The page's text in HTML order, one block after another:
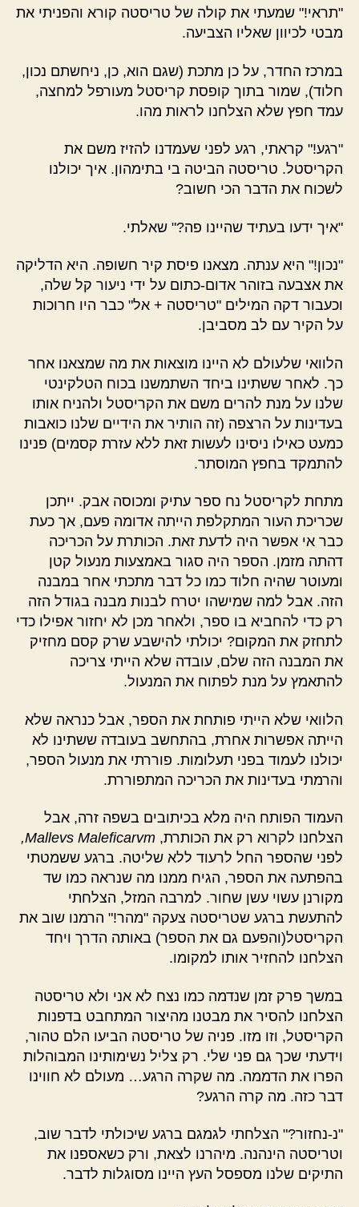
"תראי!" שמעתי את קולה של טריסטה קורא והפניתי את
מבטי לכיוון שאליו הצביעה.
במרכז החדר, על כן מתכת (שגם הוא, כן, ניחשתם נכון,
חלוד), שמור בתוך קופסת קריסטל מעורפל למחצה,
עמד חפץ שלא הצלחנו לראות מהו.
"רגע!" קראתי, רגע לפני שעמדנו להזיז משם את
הקריסטל. טריסטה הביטה בי בתימהון. איך יכולנו
לשכוח את הדבר הכי חשוב?
"איך ידעו בעתיד שהיינו פה?" שאלתי.
"נכון!" היא ענתה. מצאנו פיסת קיר חשופה. היא הדליקה
את אצבעה בזוהר אדום-כתום על ידי ניעור קל שלה,
וכעבור דקה המילים "טריסטה + אל" כבר היו חרוכות
על הקיר עם לב מסביבן.
הלוואי שלעולם לא היינו מוצאות את מה שמצאנו אחר
כך. לאחר ששתינו ביחד השתמשנו בכוח הטלקינטי
שלנו על מנת להרים משם את הקריסטל ולהניח אותו
בעדינות על הרצפה (זה הותיר את הידיים שלנו כואבות
כמעט כאילו ניסינו לעשות זאת ללא עזרת קסמים) פנינו
להתמקד בחפץ המוסתר.
מתחת לקריסטל נח ספר עתיק ומכוסה אבק. ייתכן
שכריכת העור המתקלפת הייתה אדומה פעם, אך כעת
כבר אי אפשר היה לדעת זאת. הכותרת על הכריכה
דהתה מזמן. הספר היה סגור באמצעות מנעול קטן
ומעוטר שהיה חלוד כמו כל דבר מתכתי אחר במבנה
הזה. אבל למה שמישהו יטרח לבנות מבנה בגודל הזה
רק כדי להחביא בו ספר, ולאחר מכן לא יחזור אפילו כדי
לתחזק את המקום? יכולתי להישבע שרק קסם מחזיק
את המבנה הזה שלם, עובדה שלא הייתי צריכה
להתאמץ על מנת לפתוח את המנעול.
הלוואי שלא הייתי פותחת את הספר, אבל כנראה שלא
הייתה אפשרות אחרת, בהתחשב בעובדה ששתינו לא
יכולנו לעמוד בפני תעלומות. פוררתי את מנעול הספר,
והרמתי בעדינות את הכריכה המתפוררת.
העמוד הפותח היה מלא בכיתובים בשפה זרה, אבל
הצלחנו לקרוא רק את הכותרת, Mallevs Maleficarvm,
לפני שהספר החל לרעוד ללא שליטה. ברגע ששמטתי
בהפתעה את הספר, הגיח ממנו מה שנראה כמו שד
מקורנן עשוי עשן שחור. למרבה המזל, הצלחתי
להתעשת ברגע שטריסטה צעקה "מהר!" הרמנו שוב את
הקריסטל(והפעם גם את הספר) באותה הדרך ויחד
הצלחנו להחזיר אותו למקומו.
במשך פרק זמן שנדמה כמו נצח לא אני ולא טריסטה
הצלחנו להסיר את מבטנו מהיצור המתחבט בדפנות
הקריסטל, וזו מזו. פניה של טריסטה הביעו הלם טהור,
וידעתי שכך גם פני שלי. רק צליל נשימותינו המבוהלות
הפרו את הדממה. מה שקרה הרגע… מעולם לא חווינו
דבר כזה. מה קרה הרגע?
"נ-נחזור?" הצלחתי לגמגם ברגע שיכולתי לדבר שוב,
וטריסטה הינהנה. מיהרנו לצאת, ורק כשאספנו את
התיקים שלנו מספסל העץ היינו מסוגלות לדבר.